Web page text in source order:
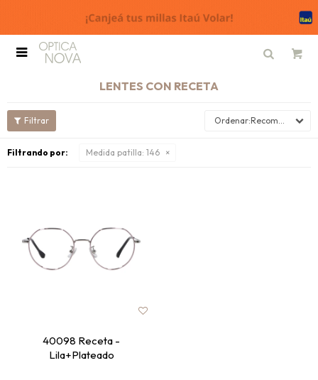

LENTES CON RECETA
Recomendados
Filtrando por: Medida patilla: 146
40098 Receta -
Lila+Plateado